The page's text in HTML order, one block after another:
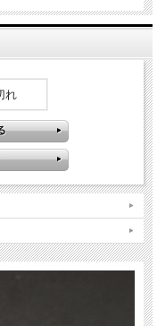
いたしました！！
ライトの中間に位置し、ど
サイト（安山岩）に多く含
ています！
のもあります
れ